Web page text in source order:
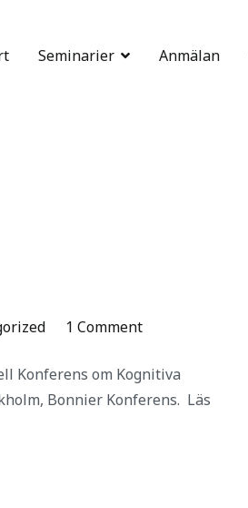
Seminarier Anmälan
1 Commenton
Konferens om Kognitiva
Bonnier Konferens. Läs